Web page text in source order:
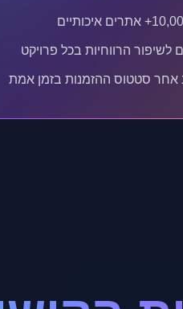
לשיפור הרווחיות בכל פרויקט
אחר סטטוס ההזמנות בזמן אמת